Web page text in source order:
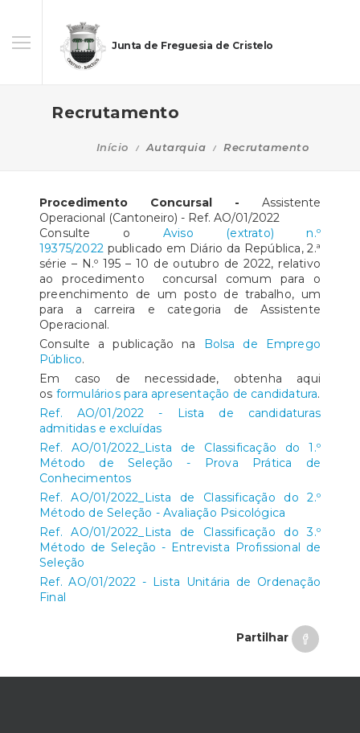
Junta de Freguesia de Cristelo
Recrutamento
Início Autarquia Recrutamento
Procedimento Concursal - Assistente
Operacional (Cantoneiro) - Ref. AO/01/2022
Consulte o Aviso (extrato) n.º
19375/2022 publicado em Diário da República, 2.ª
série – N.º 195 – 10 de outubro de 2022, relativo
ao procedimento concursal comum para o
preenchimento de um posto de trabalho, um
para a carreira e categoria de Assistente
Operacional.
Consulte a publicação na Bolsa de Emprego
Público.
Em caso de necessidade, obtenha aqui
os formulários para apresentação de candidatura.
Ref. AO/01/2022 - Lista de candidaturas
admitidas e excluídas
Ref. AO/01/2022_Lista de Classificação do 1.º
Método de Seleção - Prova Prática de
Conhecimentos
Ref. AO/01/2022_Lista de Classificação do 2.º
Método de Seleção - Avaliação Psicológica
Ref. AO/01/2022_Lista de Classificação do 3.º
Método de Seleção - Entrevista Profissional de
Seleção
Ref. AO/01/2022 - Lista Unitária de Ordenação
Final
Partilhar